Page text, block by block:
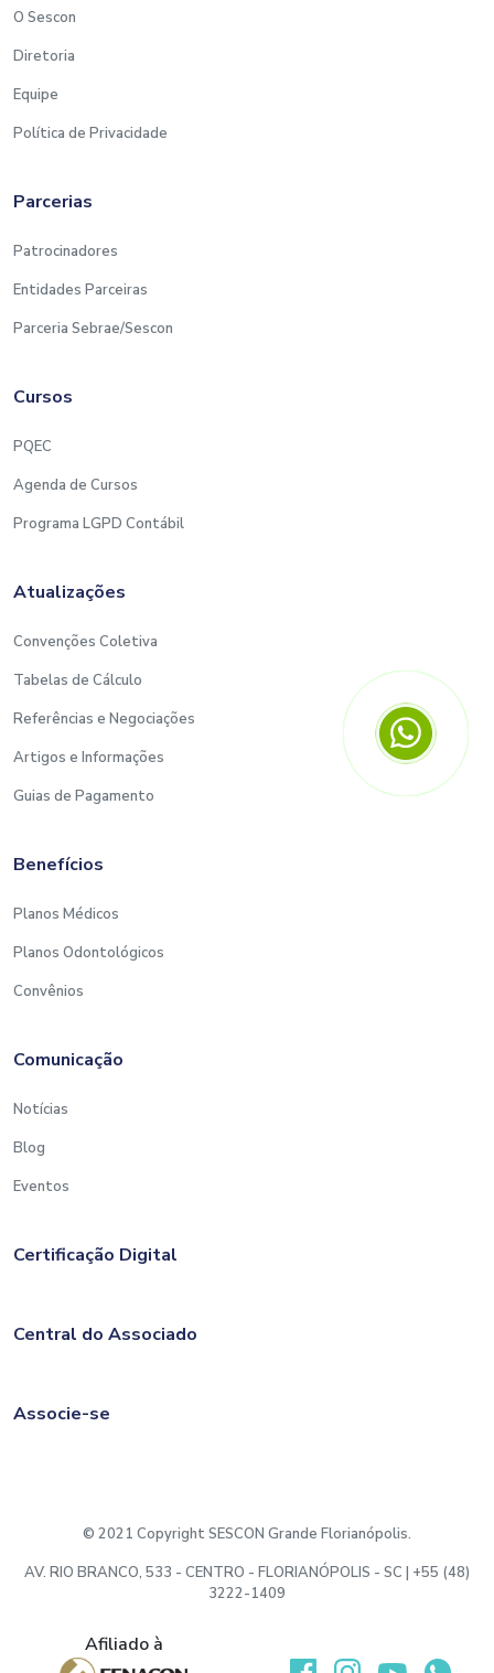
O Sescon
Diretoria
Equipe
Política de Privacidade
Parcerias
Patrocinadores
Entidades Parceiras
Parceria Sebrae/Sescon
Cursos
PQEC
Agenda de Cursos
Programa LGPD Contábil
Atualizações
Convenções Coletiva
Tabelas de Cálculo
Referências e Negociações
Artigos e Informações
Guias de Pagamento
Benefícios
Planos Médicos
Planos Odontológicos
Convênios
Comunicação
Notícias
Blog
Eventos
Certificação Digital
Central do Associado
Associe-se
© 2021 Copyright SESCON Grande Florianópolis.
AV. RIO BRANCO, 533 - CENTRO - FLORIANÓPOLIS - SC | +55 (48)
3222-1409
Afiliado à